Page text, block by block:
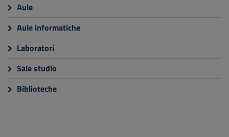
Aule
Aule informatiche
Laboratori
Sale studio
Biblioteche